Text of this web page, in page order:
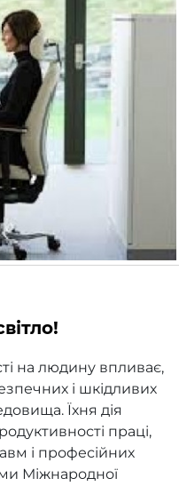
на людину впливає,
і шкідливих
Їхня дія
праці,
і професійних
Міжнародної